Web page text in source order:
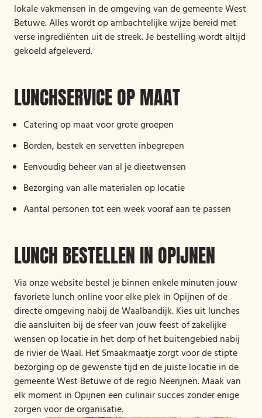
lokale vakmensen in de omgeving van de gemeente West
Betuwe. Alles wordt op ambachtelijke wijze bereid met
verse ingrediënten uit de streek. Je bestelling wordt altijd
gekoeld afgeleverd.
LUNCHSERVICE OP MAAT
Catering op maat voor grote groepen
Borden, bestek en servetten inbegrepen
Eenvoudig beheer van al je dieetwensen
Bezorging van alle materialen op locatie
Aantal personen tot een week vooraf aan te passen
LUNCH BESTELLEN IN OPIJNEN
Via onze website bestel je binnen enkele minuten jouw
favoriete lunch online voor elke plek in Opijnen of de
directe omgeving nabij de Waalbandijk. Kies uit lunches
die aansluiten bij de sfeer van jouw feest of zakelijke
wensen op locatie in het dorp of het buitengebied nabij
de rivier de Waal. Het Smaakmaatje zorgt voor de stipte
bezorging op de gewenste tijd en de juiste locatie in de
gemeente West Betuwe of de regio Neerijnen. Maak van
elk moment in Opijnen een culinair succes zonder enige
zorgen voor de organisatie.